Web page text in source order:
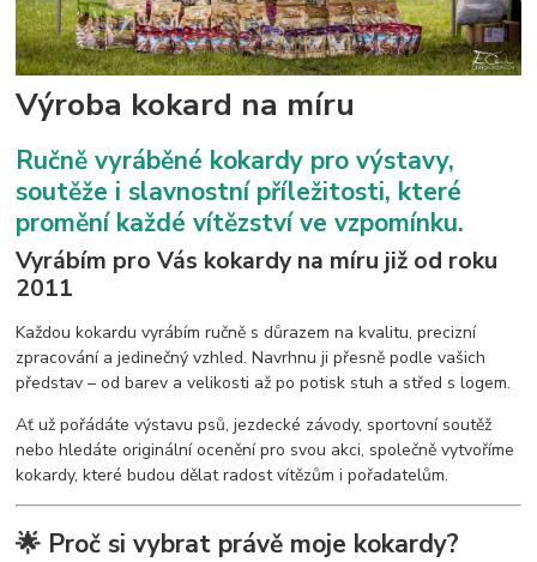
Výroba kokard na míru
Ručně vyráběné kokardy pro výstavy,
soutěže i slavnostní příležitosti, které
promění každé vítězství ve vzpomínku.
Vyrábím pro Vás kokardy na míru již od roku
2011
Každou kokardu vyrábím ručně s důrazem na kvalitu, precizní
zpracování a jedinečný vzhled. Navrhnu ji přesně podle vašich
představ – od barev a velikosti až po potisk stuh a střed s logem.
Ať už pořádáte výstavu psů, jezdecké závody, sportovní soutěž
nebo hledáte originální ocenění pro svou akci, společně vytvoříme
kokardy, které budou dělat radost vítězům i pořadatelům.
🌟 Proč si vybrat právě moje kokardy?